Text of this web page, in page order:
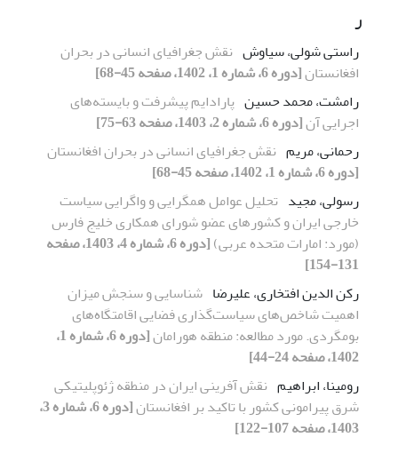
ر
راستی شولی، سیاوش نقش جغرافیای انسانی در بحران
افغانستان[دوره 6، شماره 1، 1402، صفحه 45-68]
رامشت، محمد حسین پارادایم پیشرفت و بایسته‌های
اجرایی آن[دوره 6، شماره 2، 1403، صفحه 63-75]
رحمانی، مریم نقش جغرافیای انسانی در بحران افغانستان
[دوره 6، شماره 1، 1402، صفحه 45-68]
رسولی، مجید تحلیل عوامل همگرایی و واگرایی سیاست
خارجی ایران و کشورهای عضو شورای همکاری خلیج فارس
(مورد: امارات متحده عربی)
[دوره 6، شماره 4، 1403، صفحه
131-154]
رکن الدین افتخاری، علیرضا شناسایی و سنجش میزان
اهمیت شاخص‌های سیاست‌گذاری فضایی اقامتگاه‌های
بومگردی. مورد مطالعه: منطقه هورامان
[دوره 6، شماره 1،
1402، صفحه 24-44]
رومینا، ابراهیم نقش آفرینی ایران در منطقه ژئوپلیتیکی
شرق پیرامونی کشور با تاکید بر افغانستان
[دوره 6، شماره 3،
1403، صفحه 107-122]